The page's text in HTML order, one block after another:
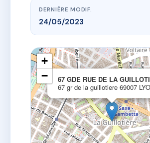
DERNIÈRE MODIF.
24/05/2023
67 GDE RUE DE LA
67 gr de la guillotiere 69007
+
−